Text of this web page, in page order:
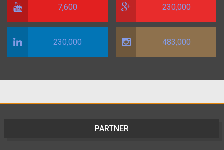
7,600 230,000
230,000 483,000
PARTNER